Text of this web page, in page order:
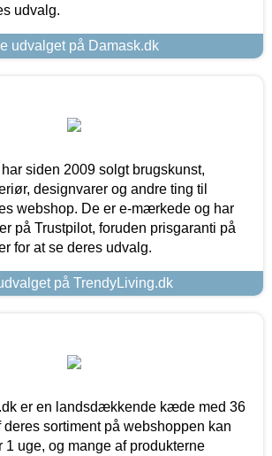
udvalg.
udvalget på Damask.dk
siden 2009 solgt brugskunst,
designvarer og andre ting til
webshop. De er e-mærkede og har
på Trustpilot, foruden prisgaranti på
for at se deres udvalg.
på TrendyLiving.dk
er en landsdækkende kæde med 36
deres sortiment på webshoppen kan
1 uge, og mange af produkterne